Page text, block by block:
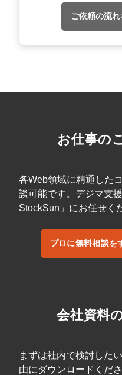
ご依頼の流れ
お仕事の
各Web領域に精通した
談可能です。デジマ支
StockSun」にお任せく
プロに無料相談を
会社資料
まずは社内で検討した
由にダウンロードくだ